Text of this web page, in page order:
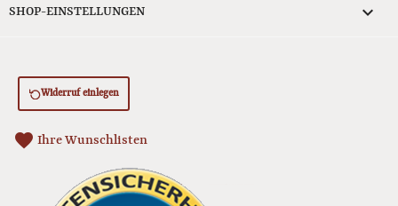
SHOP-EINSTELLUNGEN keyboard_arrow_down
Widerruf einlegen
favorite Ihre Wunschlisten